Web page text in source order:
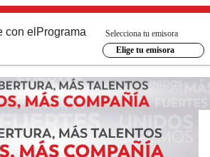
con el Programa
Selecciona tu emisora
Elige tu emisora